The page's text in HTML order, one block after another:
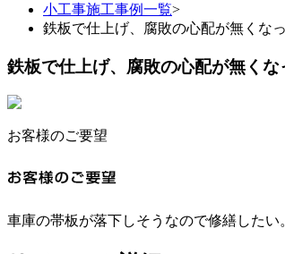
小工事施工事例一覧>
鉄板で仕上げ、腐敗の心配が無くな
鉄板で仕上げ、腐敗の心配が無くな
お客様のご要望
車庫の帯板が落下しそうなので修繕したい